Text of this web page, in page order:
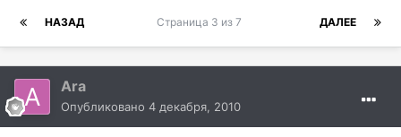
НАЗАД ДАЛЕЕ
Страница 3 из 7
Ara
Опубликовано 4 декабря, 2010